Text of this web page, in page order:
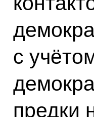
с
предки